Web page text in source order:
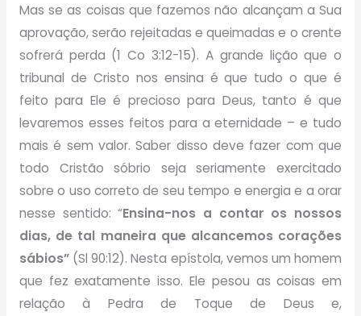
Mas se as coisas que fazemos não alcançam a Sua
aprovação, serão rejeitadas e queimadas e o crente
sofrerá perda (1 Co 3:12-15). A grande lição que o
tribunal de Cristo nos ensina é que tudo o que é
feito para Ele é precioso para Deus, tanto é que
levaremos esses feitos para a eternidade – e tudo
mais é sem valor.Saber disso deve fazer com que
todo Cristão sóbrio seja seriamente exercitado
sobre o uso correto de seu tempo e energia e a orar
nesse sentido:“Ensina-nos a contar os nossos
dias, de tal maneira que alcancemos corações
sábios”(Sl 90:12). Nesta epístola, vemos um homem
que fez exatamente isso. Ele pesou as coisas em
relação à Pedra de Toque de Deus e,